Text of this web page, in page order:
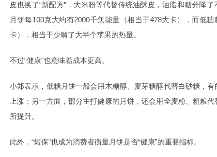
皮也换了“新配方”，大米粉等代替传统油酥皮，油脂和糖分降
月饼每100克大约有2000千焦能量（相当于478大卡），而低
卡），相当于少啃了大半个苹果的热量。
不过“健康”也意味着成本更高。
小郑表示，低糖月饼一般会用木糖醇、麦芽糖醇代替白砂糖，
上涨；另一方面，部分主打健康的月饼，还会用全麦粉、粗粮
所提升。
此外，“短保”也成为消费者衡量月饼是否“健康”的重要指标。